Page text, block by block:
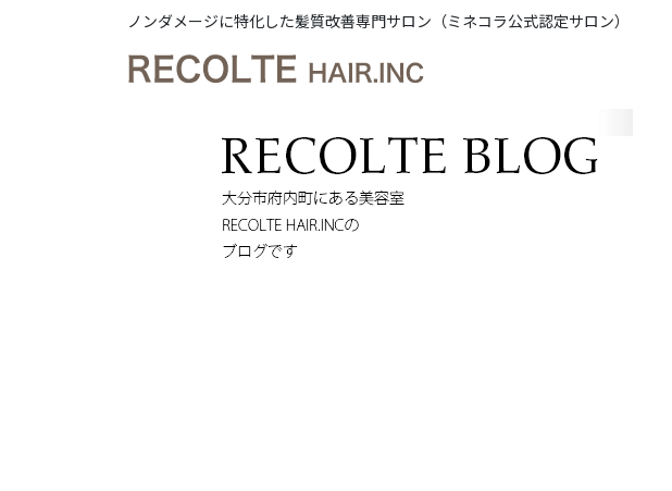
ノンダメージに特化した髪質改善専門サロン（ミネコラ公式認定サロン）